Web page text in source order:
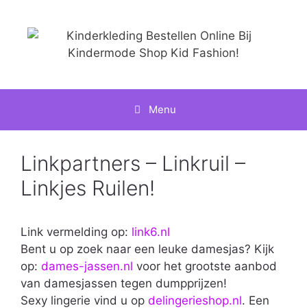
Menu
Linkpartners – Linkruil –
Linkjes Ruilen!
Link vermelding op: link6.nl
Bent u op zoek naar een leuke damesjas? Kijk
op: dames-jassen.nl voor het grootste aanbod
van damesjassen tegen dumpprijzen!
Sexy lingerie vind u op delingerieshop.nl. Een